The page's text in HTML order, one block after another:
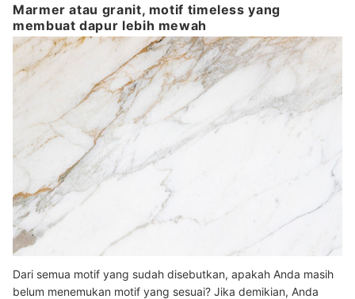
Marmer atau granit, motif timeless yang
membuat dapur lebih mewah
Dari semua motif yang sudah disebutkan, apakah Anda masih
belum menemukan motif yang sesuai? Jika demikian, Anda